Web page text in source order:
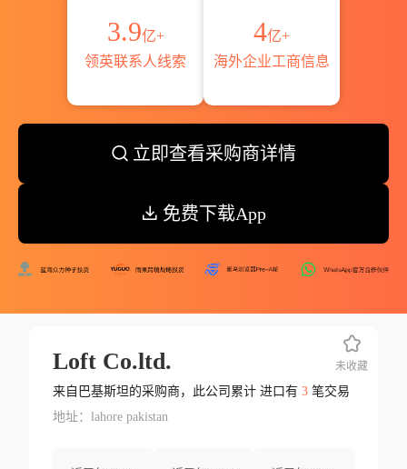
3.9亿+
领英联系人线索
4亿+
海外企业工商信息
立即查看采购商详情
免费下载App
Loft Co.ltd.
来自巴基斯坦的采购商，此公司累计 进口有 3笔交易
地址：lahore pakistan
未收藏